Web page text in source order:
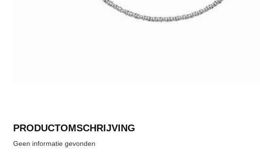
PRODUCTOMSCHRIJVING
Geen informatie gevonden